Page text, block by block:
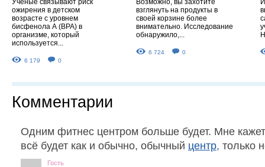
Ученые связывают риск
ожирения в детском
возрасте с уровнем
бисфенола А (ВРА) в
организме, который
используется...
6 179 0
Возможно, вы захотите
взглянуть на продукты в
своей корзине более
внимательно. Исследование
обнаружило,...
6 724 0
Комментарии
Одним фитнес центром больше будет. Мне
всё будет как и обычно, обычный центр, только
Гость